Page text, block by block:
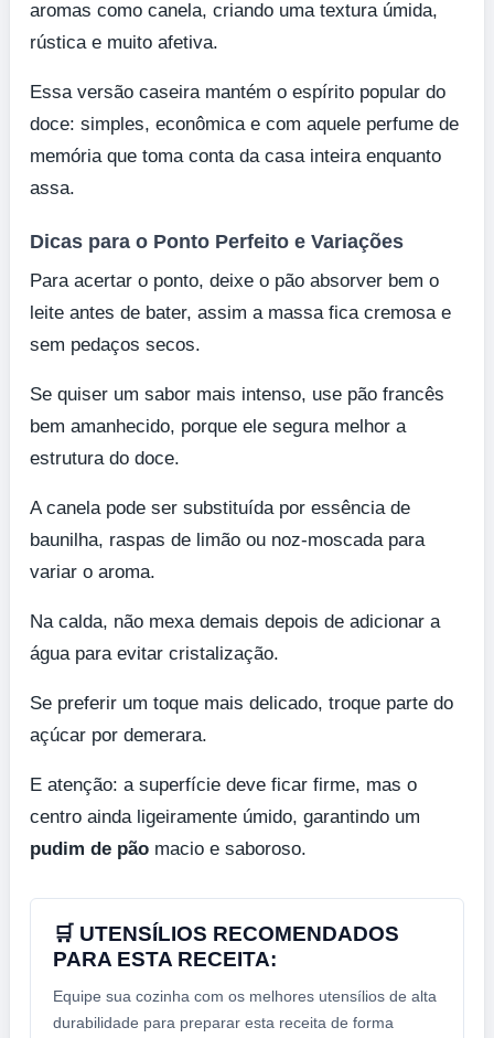
aromas como canela, criando uma textura úmida,
rústica e muito afetiva.
Essa versão caseira mantém o espírito popular do
doce: simples, econômica e com aquele perfume de
memória que toma conta da casa inteira enquanto
assa.
Dicas para o Ponto Perfeito e Variações
Para acertar o ponto, deixe o pão absorver bem o
leite antes de bater, assim a massa fica cremosa e
sem pedaços secos.
Se quiser um sabor mais intenso, use pão francês
bem amanhecido, porque ele segura melhor a
estrutura do doce.
A canela pode ser substituída por essência de
baunilha, raspas de limão ou noz-moscada para
variar o aroma.
Na calda, não mexa demais depois de adicionar a
água para evitar cristalização.
Se preferir um toque mais delicado, troque parte do
açúcar por demerara.
E atenção: a superfície deve ficar firme, mas o
centro ainda ligeiramente úmido, garantindo um
pudim de pão macio e saboroso.
🛒 UTENSÍLIOS RECOMENDADOS
PARA ESTA RECEITA:
Equipe sua cozinha com os melhores utensílios de alta
durabilidade para preparar esta receita de forma